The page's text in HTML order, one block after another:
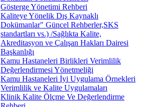
Gösterge Yönetimi Rehberi
Kaliteye Yönelik Dış Kaynaklı
Dokümanlar" Güncel Rehberler,SKS
standartları vs.) /Sağlıkta Kalite,
Akreditasyon ve Çalışan Hakları Dairesi
Başkanlığı
Kamu Hastaneleri Birlikleri Verimlilik
Değerlendirmesi Yönetmeliği
Kamu Hastaneleri İyi Uygulama Örnekleri
Verimlilik ve Kalite Uygulamaları
Klinik Kalite Ölçme Ve Değerlendirme